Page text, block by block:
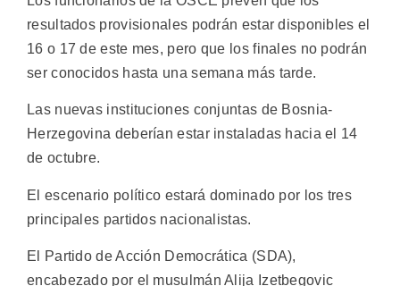
resultados provisionales podrán estar disponibles el
16 o 17 de este mes, pero que los finales no podrán
ser conocidos hasta una semana más tarde.
Las nuevas instituciones conjuntas de Bosnia-
Herzegovina deberían estar instaladas hacia el 14
de octubre.
El escenario político estará dominado por los tres
principales partidos nacionalistas.
El Partido de Acción Democrática (SDA),
encabezado por el musulmán Alija Izetbegovic